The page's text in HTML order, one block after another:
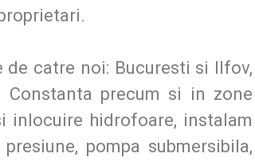
catre noi: Bucuresti si Ilfov,
Constanta precum si in zone
inlocuire hidrofoare, instalam
pompa submersibila,